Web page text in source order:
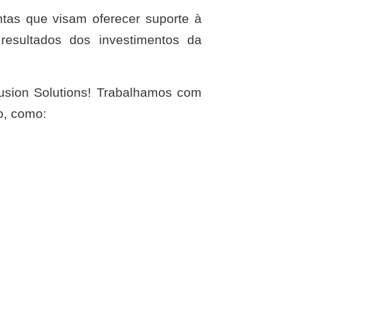
que visam oferecer suporte à
dos investimentos da
Solutions! Trabalhamos com
como: